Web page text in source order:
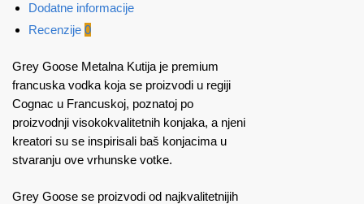
Dodatne informacije
Recenzije 0
Grey Goose Metalna Kutija je premium
francuska vodka koja se proizvodi u regiji
Cognac u Francuskoj, poznatoj po
proizvodnji visokokvalitetnih konjaka, a njeni
kreatori su se inspirisali baš konjacima u
stvaranju ove vrhunske votke.
Grey Goose se proizvodi od najkvalitetnijih